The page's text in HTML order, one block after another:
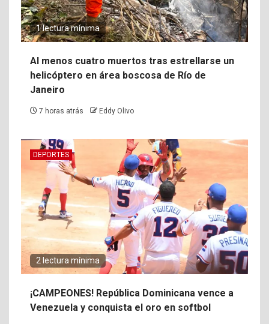
1 lectura mínima
Al menos cuatro muertos tras estrellarse un
helicóptero en área boscosa de Río de
Janeiro
7 horas atrás Eddy Olivo
DEPORTES
2 lectura mínima
¡CAMPEONES! República Dominicana vence a
Venezuela y conquista el oro en softbol